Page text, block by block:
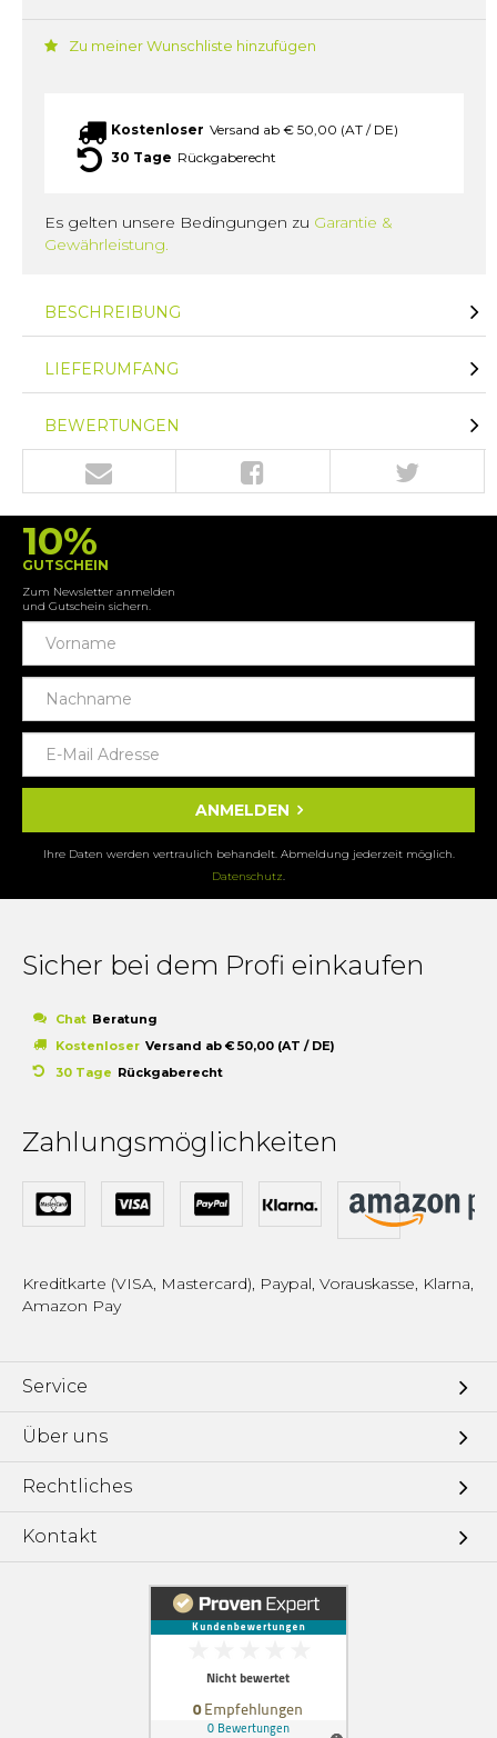
Zu meiner Wunschliste hinzufügen
Kostenloser Versand ab € 50,00 (AT / DE)
30 Tage Rückgaberecht
Es gelten unsere Bedingungen zu Garantie &
Gewährleistung.
BESCHREIBUNG
LIEFERUMFANG
BEWERTUNGEN
10%
GUTSCHEIN
Zum Newsletter anmelden
und Gutschein sichern.
ANMELDEN
Ihre Daten werden vertraulich behandelt. Abmeldung jederzeit möglich.
Datenschutz.
Sicher bei dem Profi einkaufen
Chat Beratung
Kostenloser Versand ab € 50,00 (AT / DE)
30 Tage Rückgaberecht
Zahlungsmöglichkeiten
Kreditkarte (VISA, Mastercard), Paypal, Vorauskasse, Klarna,
Amazon Pay
Service
Über uns
Rechtliches
Kontakt